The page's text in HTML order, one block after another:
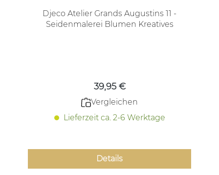
Djeco Atelier Grands Augustins 11 -
Seidenmalerei Blumen Kreatives
39,95 €
Vergleichen
Lieferzeit ca. 2-6 Werktage
Details